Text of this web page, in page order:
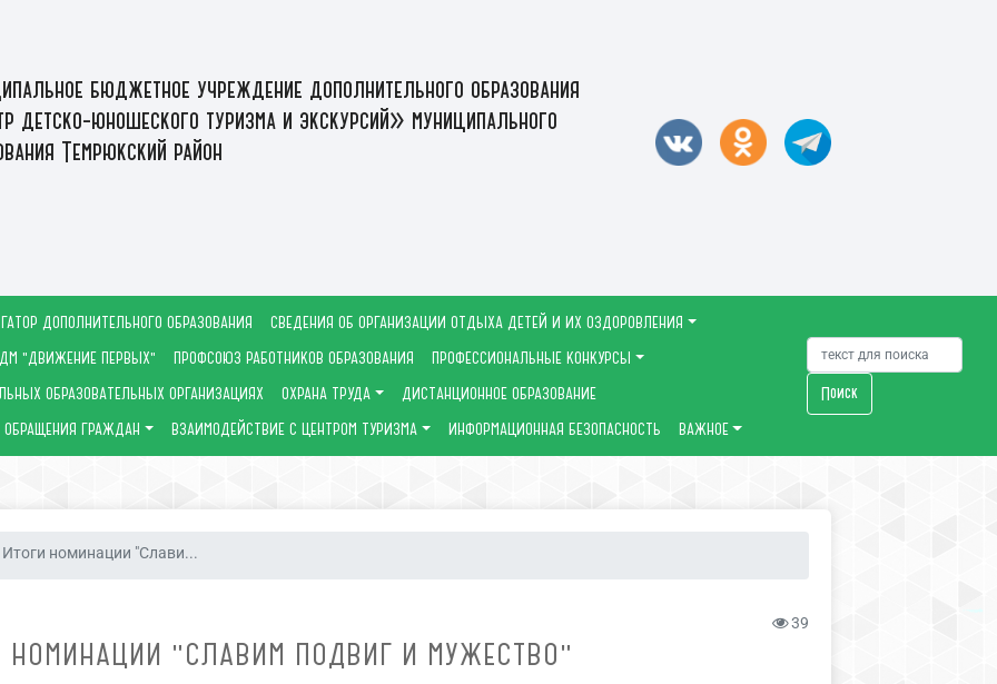
бюджетное учреждение дополнительного образования
детско-юношеского туризма и экскурсий» муниципального
Темрюкский район
ДОПОЛНИТЕЛЬНОГО ОБРАЗОВАНИЯ
СВЕДЕНИЯ ОБ ОРГАНИЗАЦИИ ОТДЫХА ДЕТЕЙ И ИХ ОЗДОРОВЛЕНИЯ
"ДВИЖЕНИЕ ПЕРВЫХ"
ПРОФСОЮЗ РАБОТНИКОВ ОБРАЗОВАНИЯ
ПРОФЕССИОНАЛЬНЫЕ КОНКУРСЫ
ОБРАЗОВАТЕЛЬНЫХ ОРГАНИЗАЦИЯХ
ОХРАНА ТРУДА
ДИСТАНЦИОННОЕ ОБРАЗОВАНИЕ
ОБРАЩЕНИЯ ГРАЖДАН
ВЗАИМОДЕЙСТВИЕ С ЦЕНТРОМ ТУРИЗМА ИНФОРМАЦИОННАЯ БЕЗОПАСНОСТЬ ВАЖНОЕ
Поиск
Итоги номинации "Слави...
39
НОМИНАЦИИ "СЛАВИМ ПОДВИГ И МУЖЕСТВО"